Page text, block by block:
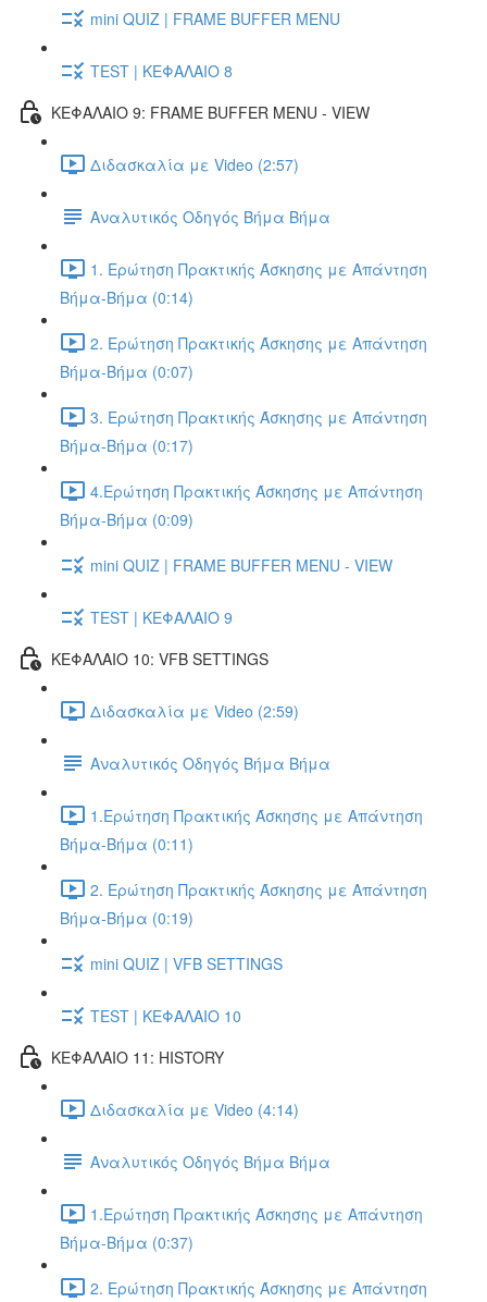
mini QUIZ | FRAME BUFFER MENU
TEST | ΚΕΦΑΛΑΙΟ 8
ΚΕΦΑΛΑΙΟ 9: FRAME BUFFER MENU - VIEW
Διδασκαλία με Video (2:57)
Αναλυτικός Οδηγός Βήμα Βήμα
1. Ερώτηση Πρακτικής Άσκησης με Απάντηση
Βήμα-Βήμα (0:14)
2. Ερώτηση Πρακτικής Άσκησης με Απάντηση
Βήμα-Βήμα (0:07)
3. Ερώτηση Πρακτικής Άσκησης με Απάντηση
Βήμα-Βήμα (0:17)
4.Ερώτηση Πρακτικής Άσκησης με Απάντηση
Βήμα-Βήμα (0:09)
mini QUIZ | FRAME BUFFER MENU - VIEW
TEST | ΚΕΦΑΛΑΙΟ 9
ΚΕΦΑΛΑΙΟ 10: VFB SETTINGS
Διδασκαλία με Video (2:59)
Αναλυτικός Οδηγός Βήμα Βήμα
1.Ερώτηση Πρακτικής Άσκησης με Απάντηση
Βήμα-Βήμα (0:11)
2. Ερώτηση Πρακτικής Άσκησης με Απάντηση
Βήμα-Βήμα (0:19)
mini QUIZ | VFB SETTINGS
TEST | ΚΕΦΑΛΑΙΟ 10
ΚΕΦΑΛΑΙΟ 11: HISTORY
Διδασκαλία με Video (4:14)
Αναλυτικός Οδηγός Βήμα Βήμα
1.Ερώτηση Πρακτικής Άσκησης με Απάντηση
Βήμα-Βήμα (0:37)
2. Ερώτηση Πρακτικής Άσκησης με Απάντηση